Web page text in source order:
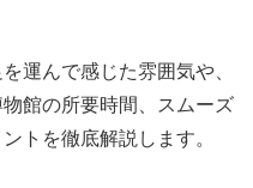
運んで感じた雰囲気や、
館の所要時間、スムーズ
トを徹底解説します。